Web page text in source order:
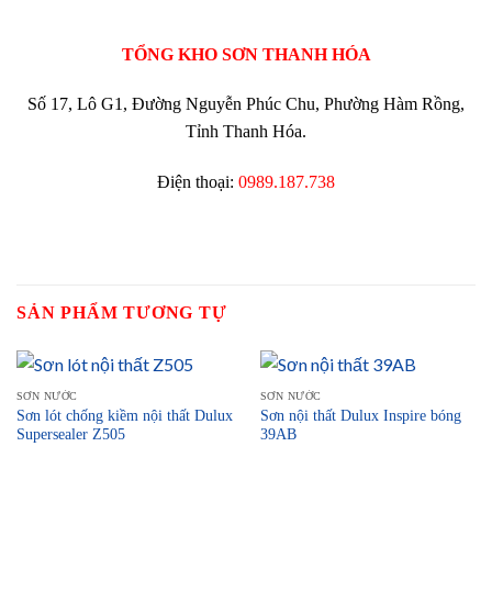
TỔNG KHO SƠN THANH HÓA
Số 17, Lô G1, Đường Nguyễn Phúc Chu, Phường Hàm Rồng,
Tỉnh Thanh Hóa.
Điện thoại: 0989.187.738
SẢN PHẨM TƯƠNG TỰ
SƠN NƯỚC
Sơn lót chống kiềm nội thất Dulux
Supersealer Z505
SƠN NƯỚC
Sơn nội thất Dulux Inspire bóng
39AB